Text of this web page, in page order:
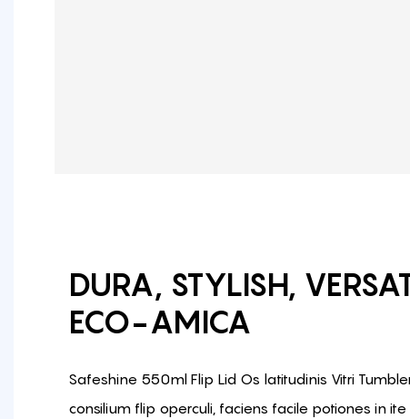
DURA, STYLISH,
ECO-AMICA
Safeshine 550ml Flip Lid Os latitudinis Vitri
consilium flip operculi, faciens facile potiones in